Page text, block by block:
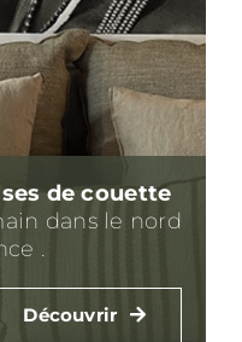
de couette
dans le nord
.
Découvrir